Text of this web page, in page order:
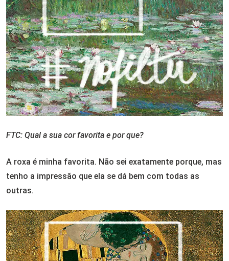
FTC: Qual a sua cor favorita e por que?
A roxa é minha favorita. Não sei exatamente porque, mas
tenho a impressão que ela se dá bem com todas as
outras.